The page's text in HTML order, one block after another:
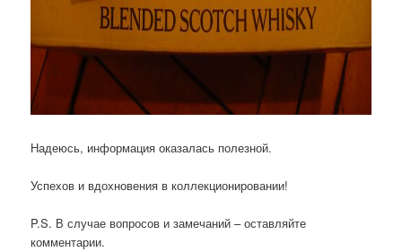
Надеюсь, информация оказалась полезной.
Успехов и вдохновения в коллекционировании!
P.S. В случае вопросов и замечаний – оставляйте
комментарии.